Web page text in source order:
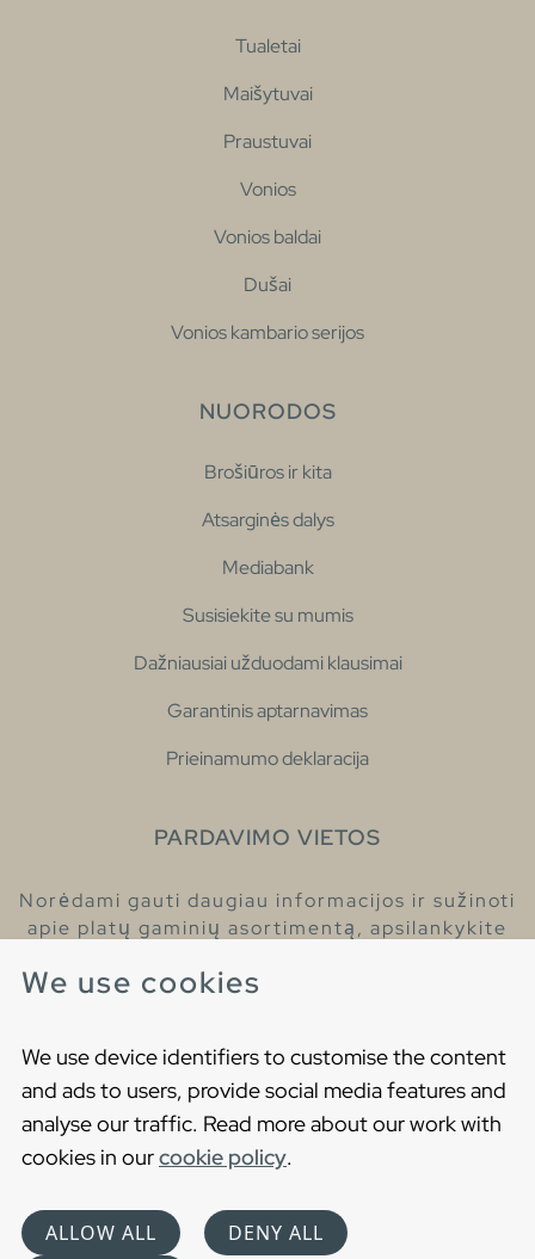
We use cookies
We use device identifiers to customise the content
and ads to users, provide social media features and
analyse our traffic. Read more about our work with
cookies in ourcookie policy.
ALLOW ALL DENY ALL
Tualetai
Maišytuvai
Praustuvai
Vonios
Vonios baldai
Dušai
Vonios kambario serijos
NUORODOS
Brošiūros ir kita
Atsarginės dalys
Mediabank
Susisiekite su mumis
Dažniausiai užduodami klausimai
Garantinis aptarnavimas
Prieinamumo deklaracija
PARDAVIMO VIETOS
Norėdami gauti daugiau informacijos ir sužinoti
apie platų gaminių asortimentą, apsilankykite
Cookies
Privatumo politika